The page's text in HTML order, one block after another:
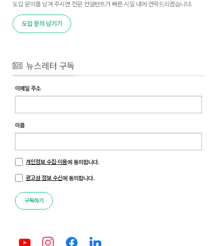
도입 문의를 남겨 주시면 전문 컨설턴트가 빠른 시일 내에 연락드리겠습니다.
도입 문의 남기기
뉴스레터 구독
이메일 주소
이름
개인정보 수집·이용에 동의합니다.
광고성 정보 수신에 동의합니다.
구독하기